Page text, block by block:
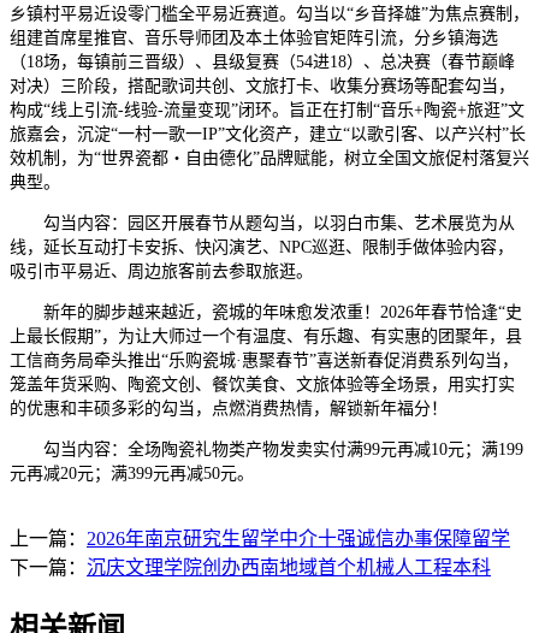
乡镇村平易近设零门槛全平易近赛道。勾当以“乡音择雄”为焦点赛制，
组建首席星推官、音乐导师团及本土体验官矩阵引流，分乡镇海选
（18场，每镇前三晋级）、县级复赛（54进18）、总决赛（春节巅峰
对决）三阶段，搭配歌词共创、文旅打卡、收集分赛场等配套勾当，
构成“线上引流-线验-流量变现”闭环。旨正在打制“音乐+陶瓷+旅逛”文
旅嘉会，沉淀“一村一歌一IP”文化资产，建立“以歌引客、以产兴村”长
效机制，为“世界瓷都・自由德化”品牌赋能，树立全国文旅促村落复兴
典型。
勾当内容：园区开展春节从题勾当，以羽白市集、艺术展览为从
线，延长互动打卡安拆、快闪演艺、NPC巡逛、限制手做体验内容，
吸引市平易近、周边旅客前去参取旅逛。
新年的脚步越来越近，瓷城的年味愈发浓重！2026年春节恰逢“史
上最长假期”，为让大师过一个有温度、有乐趣、有实惠的团聚年，县
工信商务局牵头推出“乐购瓷城·惠聚春节”喜送新春促消费系列勾当，
笼盖年货采购、陶瓷文创、餐饮美食、文旅体验等全场景，用实打实
的优惠和丰硕多彩的勾当，点燃消费热情，解锁新年福分！
勾当内容：全场陶瓷礼物类产物发卖实付满99元再减10元；满199
元再减20元；满399元再减50元。
上一篇： 2026年南京研究生留学中介十强诚信办事保障留学
下一篇： 沉庆文理学院创办西南地域首个机械人工程本科